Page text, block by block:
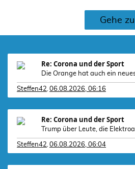
Gehe zu
Re: Corona und der Sport
Die Orange hat auch ein
Steffen42, 06.08.2026, 06:16
Re: Corona und der Sport
Trump über Leute, die
Steffen42, 06.08.2026, 06:04